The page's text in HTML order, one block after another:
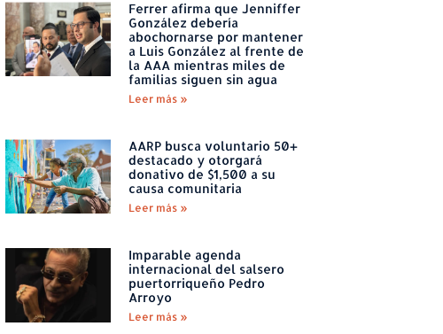
Ferrer afirma que Jenniffer
González debería
abochornarse por mantener
a Luis González al frente de
la AAA mientras miles de
familias siguen sin agua
Leer más »
AARP busca voluntario 50+
destacado y otorgará
donativo de $1,500 a su
causa comunitaria
Leer más »
Imparable agenda
internacional del salsero
puertorriqueño Pedro
Arroyo
Leer más »